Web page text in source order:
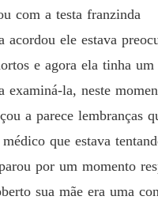
com a testa franzinda
ele estava
e agora ela tinha
la, neste
a parece lembranças
que estava
por um momento
sua mãe era uma